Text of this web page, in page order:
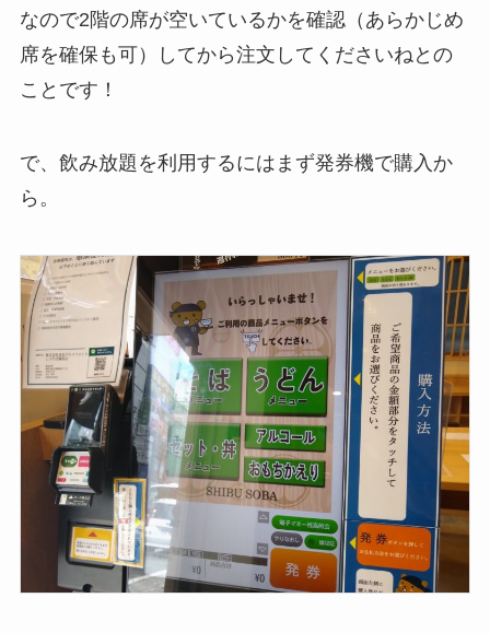
なので2階の席が空いているかを確認（あらかじめ
席を確保も可）してから注文してくださいねとの
ことです！
で、飲み放題を利用するにはまず発券機で購入か
ら。